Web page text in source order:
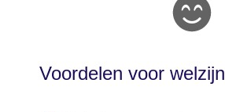
Voordelen voor welzijn